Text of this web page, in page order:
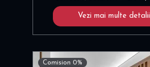
Vezi mai multe detalii
Comision 0%